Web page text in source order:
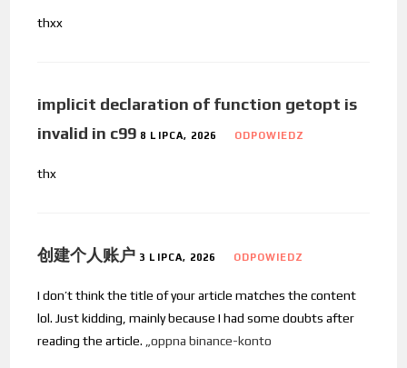
thxx
implicit declaration of function getopt is
invalid in c99 8 LIPCA, 2026 ODPOWIEDZ
thx
创建个人账户 3 LIPCA, 2026 ODPOWIEDZ
I don’t think the title of your article matches the content
lol. Just kidding, mainly because I had some doubts after
reading the article.
„oppna binance-konto